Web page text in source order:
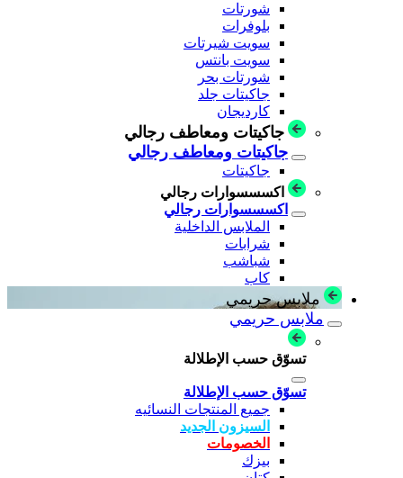
شورتات
بلوفرات
سويت شيرتات
سويت بانتس
شورتات بحر
جاكيتات جلد
كارديجان
جاكيتات ومعاطف رجالي
جاكيتات ومعاطف رجالي
جاكيتات
اكسسسوارات رجالي
اكسسسوارات رجالي
الملابس الداخلية
شرابات
شباشب
كاب
ملابس حريمي
ملابس حريمي
تسوّق حسب الإطلالة
تسوّق حسب الإطلالة
جميع المنتجات النسائيه
السيزون الجديد
الخصومات
بيزك